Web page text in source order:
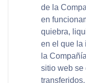
de la
en
quiebra,
en el que la
la
sitio web se
transferidos.